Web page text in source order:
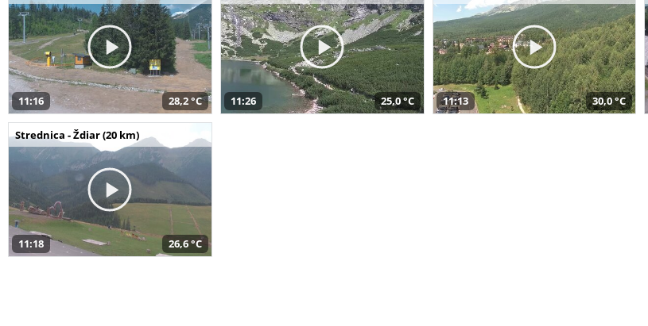
11:16 28,2 °C 11:26 25,0 °C 11:13 30,0 °C
Strednica - Ždiar (20 km)
11:18 26,6 °C